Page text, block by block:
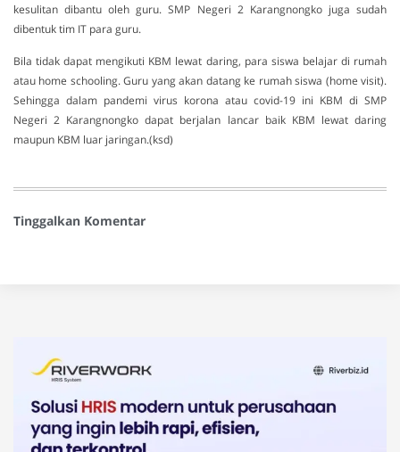
kesulitan dibantu oleh guru. SMP Negeri 2 Karangnongko juga sudah
dibentuk tim IT para guru.
Bila tidak dapat mengikuti KBM lewat daring, para siswa belajar di rumah
atau home schooling. Guru yang akan datang ke rumah siswa (home visit).
Sehingga dalam pandemi virus korona atau covid-19 ini KBM di SMP
Negeri 2 Karangnongko dapat berjalan lancar baik KBM lewat daring
maupun KBM luar jaringan.(ksd)
Tinggalkan Komentar